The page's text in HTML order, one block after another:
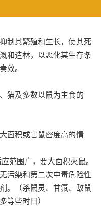
制其繁殖和生长，使其死
和造林，以恶化其生存条
效。
猫及多数以鼠为主食的
面积或害鼠密度高的情
范围广，要大面积灭鼠。
污染和第二次中毒危险性
。（杀鼠灵、甘氟、敌鼠
等些时日）